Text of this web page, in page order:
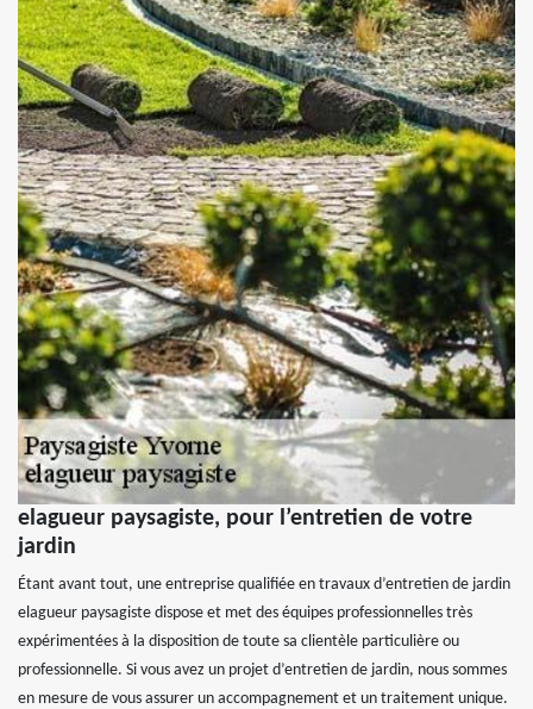
elagueur paysagiste, pour l’entretien de votre
jardin
Étant avant tout, une entreprise qualifiée en travaux d’entretien de jardin
elagueur paysagiste dispose et met des équipes professionnelles très
expérimentées à la disposition de toute sa clientèle particulière ou
professionnelle. Si vous avez un projet d’entretien de jardin, nous sommes
en mesure de vous assurer un accompagnement et un traitement unique.